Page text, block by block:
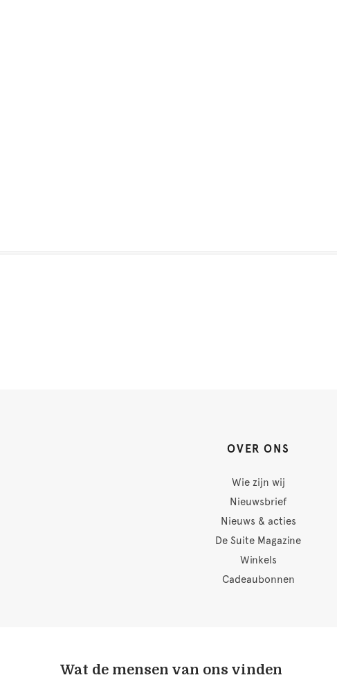
OVER ONS
Wie zijn wij
Nieuwsbrief
Nieuws & acties
De Suite Magazine
Winkels
Cadeaubonnen
Wat de mensen van ons vinden